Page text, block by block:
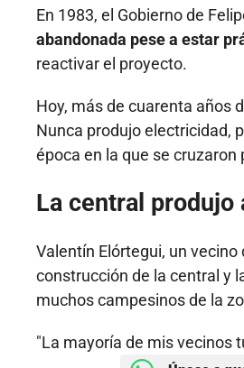
En 1983, el Gobierno de
abandonada pese a estar
reactivar el proyecto.
Hoy, más de cuarenta años
Nunca produjo electricidad,
época en la que se
La central produjo
Valentín Elórtegui, un
construcción de la central y
muchos campesinos de la
"La mayoría de mis vecinos